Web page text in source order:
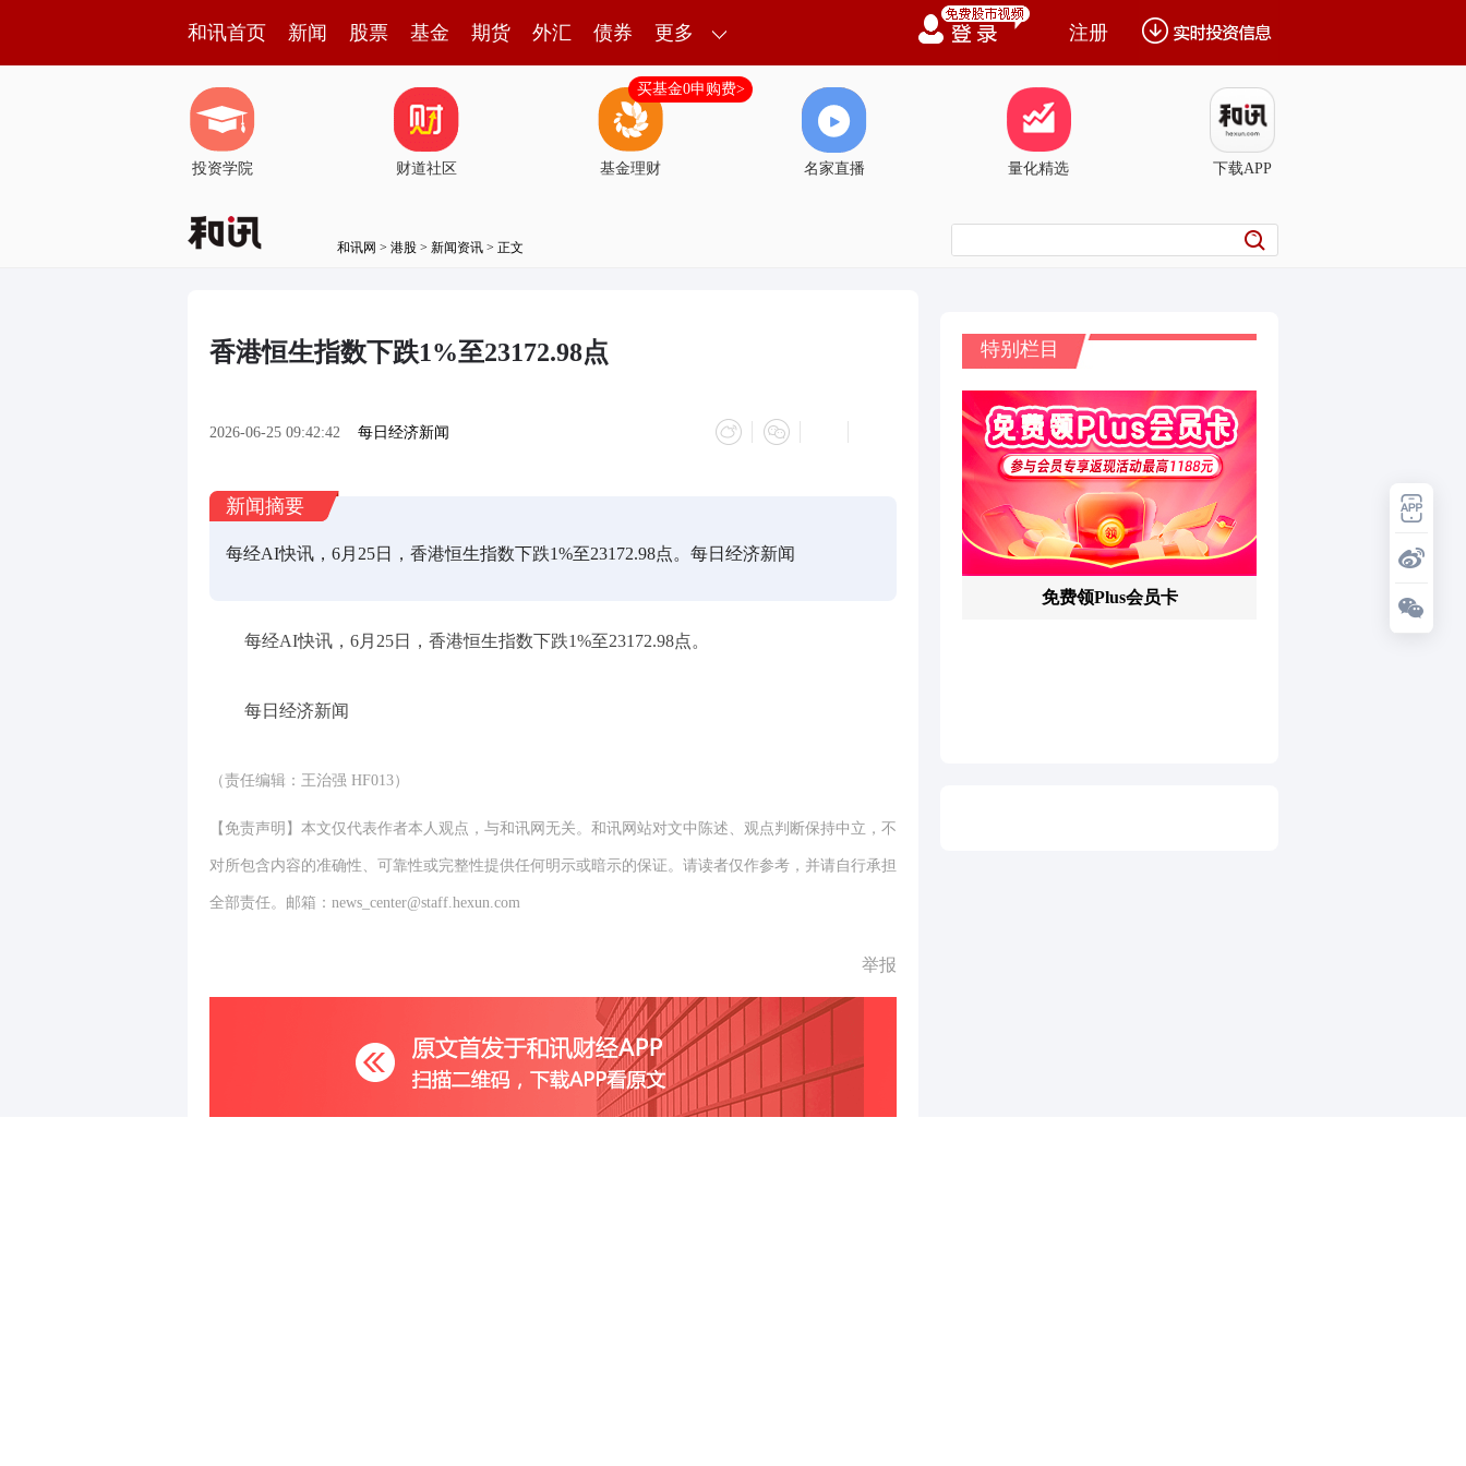
和讯首页 新闻 股票 基金 期货 外汇 债券 更多 注册
投资学院 财道社区 基金理财
买基金0申购费>
名家直播 量化精选 下载APP
和讯网 > 港股 > 新闻资讯 > 正文
香港恒生指数下跌1%至23172.98点
2026-06-25 09:42:42 每日经济新闻
新闻摘要
每经AI快讯，6月25日，香港恒生指数下跌1%至23172.98点。每日经济新闻
每经AI快讯，6月25日，香港恒生指数下跌1%至23172.98点。
每日经济新闻
（责任编辑：王治强 HF013）
【免责声明】本文仅代表作者本人观点，与和讯网无关。和讯网站对文中陈述、观点判断保持中立，不
对所包含内容的准确性、可靠性或完整性提供任何明示或暗示的保证。请读者仅作参考，并请自行承担
全部责任。邮箱：news_center@staff.hexun.com
举报